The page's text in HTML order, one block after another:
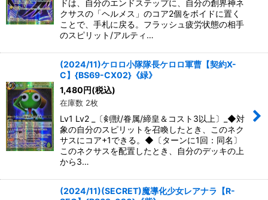
ドは、自分のエンドステップに、自分の創界神ネ
クサスの「ヘルメス」のコア2個をボイドに置く
ことで、手札に戻る。フラッシュ疲労状態の相手
のスピリット/アルティ…
(2024/11)ケロロ小隊隊長ケロロ軍曹【契約X-
C】{BS69-CX02}《緑》
1,480 円(税込)
在庫数 2枚
Lv1 Lv2 _〔剣獣/眷属/締皇＆コスト3以上〕_◆対
象の自分のスピリットを召喚したとき、このネク
サスにコア+1できる。◆〔ターンに1回：同名〕
このネクサスを配置したとき、自分のデッキの上
から3…
(2024/11)(SECRET)魔導化少女レアナラ【R-